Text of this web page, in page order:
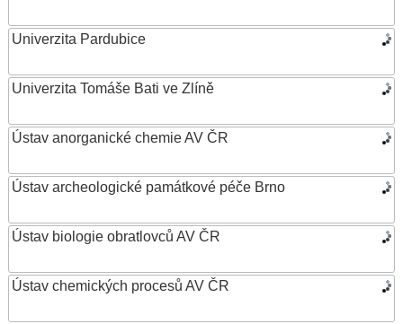
Univerzita Pardubice
Univerzita Tomáše Bati ve Zlíně
Ústav anorganické chemie AV ČR
Ústav archeologické památkové péče Brno
Ústav biologie obratlovců AV ČR
Ústav chemických procesů AV ČR